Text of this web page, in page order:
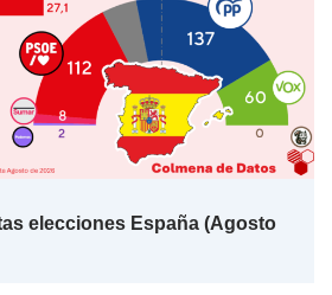
elecciones España (Agosto